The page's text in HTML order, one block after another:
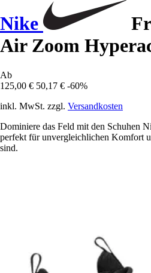
Nike
Air Zoom
Ab
125,00 € 50,17 € -60%
inkl. MwSt. zzgl. Versandkosten
Dominiere das Feld mit den Schuhen
perfekt für unvergleichlichen Komfort
sind.